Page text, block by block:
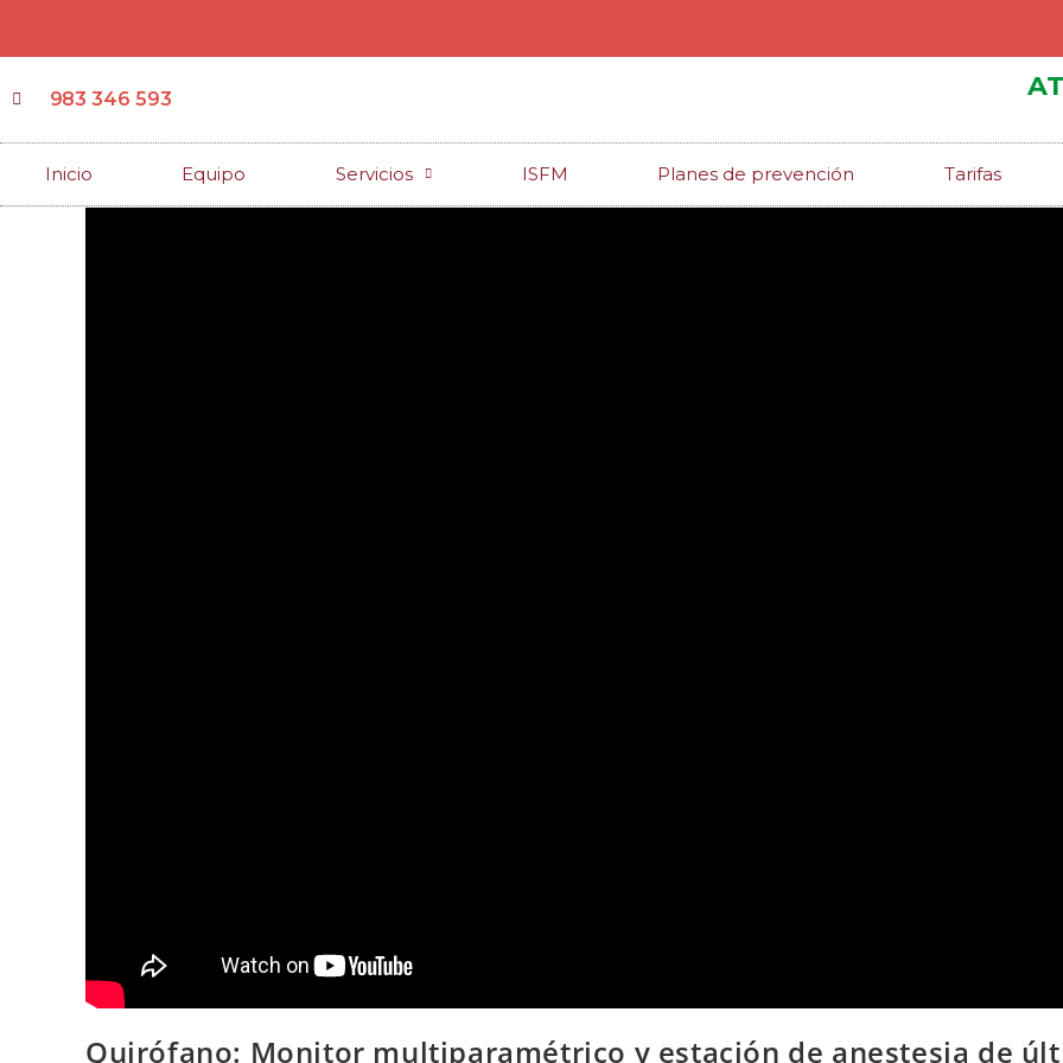
983 346 593
Inicio Equipo Servicios ISFM Planes de prevención Tarifas
Quirófano: Monitor multiparamétrico y estación de anestesia de